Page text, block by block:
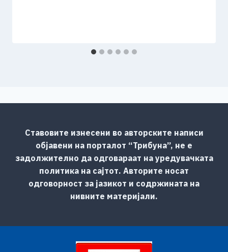
Ставовите изнесени во авторските написи
објавени на порталот “Трибуна”, не е
задолжително да одговараат на уредувачката
политика на сајтот. Авторите носат
одговорност за јазикот и содржината на
нивните материјали.